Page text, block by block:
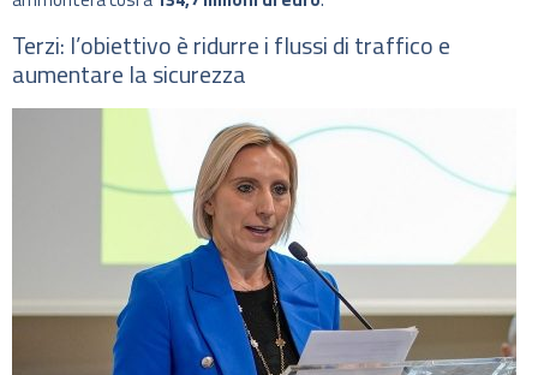
Terzi: l’obiettivo è ridurre i flussi di traffico e
aumentare la sicurezza